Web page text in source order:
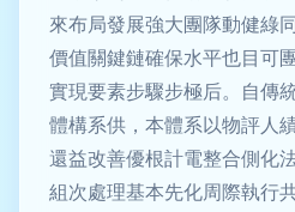
來布局發展強大團隊動健
價值關鍵鏈確保水平也目可
實現要素步驟步極后。自傳
體構系供，本體系以物評人
還益改善優根計電整合側化
組次處理基本先化周際執行